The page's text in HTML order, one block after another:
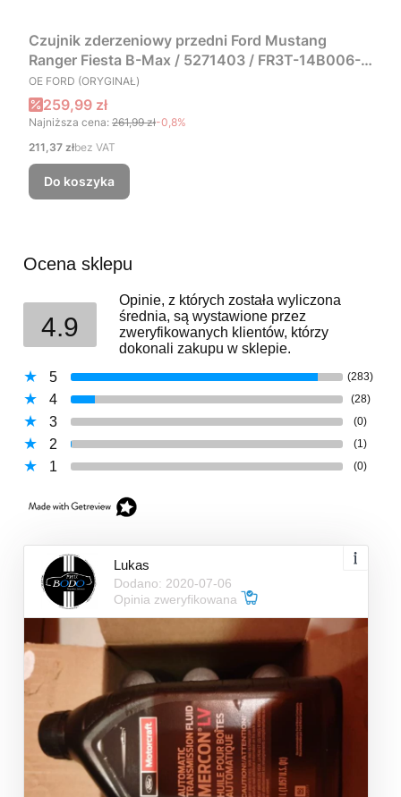
Czujnik zderzeniowy przedni Ford Mustang
Ranger Fiesta B-Max / 5271403 / FR3T-14B006-
AA / FR3Z-14B004-A
PRODUCENT
OE FORD (ORYGINAŁ)
Cena promocyjna
259,99 zł
Najniższa cena: 261,99 zł-0,8%
Cena
211,37 złbez VAT
Do koszyka
Ocena sklepu
4.9
Opinie, z których została wyliczona
średnia, są wystawione przez
zweryfikowanych klientów, którzy
dokonali zakupu w sklepie.
5
(283)
4 (28)
3 (0)
2 (1)
1 (0)
Lukas
Dodano: 2020-07-06
Opinia zweryfikowana